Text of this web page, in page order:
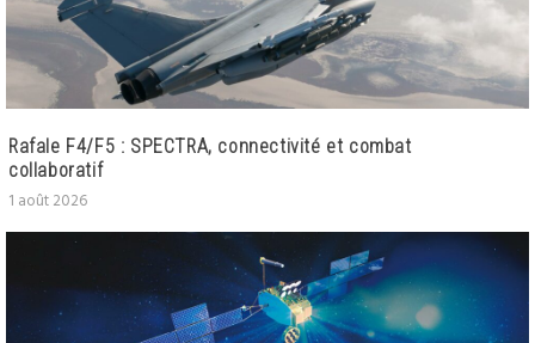
Rafale F4/F5 : SPECTRA, connectivité et combat
collaboratif
1 août 2026